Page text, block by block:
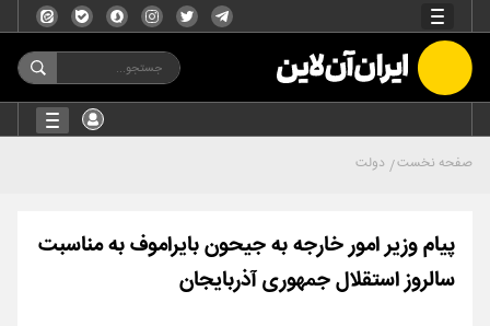
صفحه نخست دولت
پیام وزیر امور خارجه به جیحون بایراموف به مناسبت
سالروز استقلال جمهوری آذربایجان